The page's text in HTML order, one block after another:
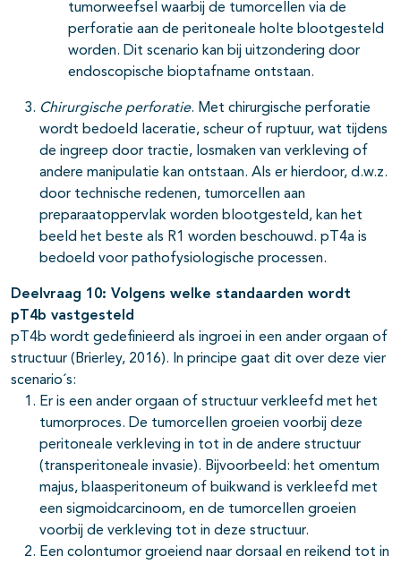
tumorweefsel waarbij de tumorcellen via de
perforatie aan de peritoneale holte blootgesteld
worden. Dit scenario kan bij uitzondering door
endoscopische bioptafname ontstaan.
Chirurgische perforatie. Met chirurgische perforatie
wordt bedoeld laceratie, scheur of ruptuur, wat tijdens
de ingreep door tractie, losmaken van verkleving of
andere manipulatie kan ontstaan. Als er hierdoor, d.w.z.
door technische redenen, tumorcellen aan
preparaatoppervlak worden blootgesteld, kan het
beeld het beste als R1 worden beschouwd. pT4a is
bedoeld voor pathofysiologische processen.
Deelvraag 10: Volgens welke standaarden wordt
pT4b vastgesteld
pT4b wordt gedefinieerd als ingroei in een ander orgaan of
structuur (Brierley, 2016). In principe gaat dit over deze vier
scenario´s:
Er is een ander orgaan of structuur verkleefd met het
tumorproces. De tumorcellen groeien voorbij deze
peritoneale verkleving in tot in de andere structuur
(transperitoneale invasie). Bijvoorbeeld: het omentum
majus, blaasperitoneum of buikwand is verkleefd met
een sigmoidcarcinoom, en de tumorcellen groeien
voorbij de verkleving tot in deze structuur.
Een colontumor groeiend naar dorsaal en reikend tot in